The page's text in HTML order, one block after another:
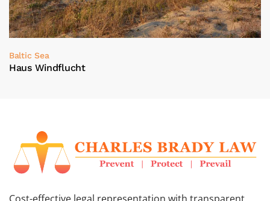
Baltic Sea
Haus Windflucht